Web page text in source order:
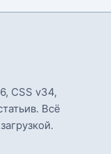
CSS v34,
Всё